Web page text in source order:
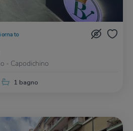
- Capodichino
1 bagno